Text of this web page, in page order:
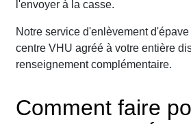
l'envoyer à la casse.
Notre service d'enlèvement
centre VHU agréé à votre entière
renseignement complémentaire.
Comment faire